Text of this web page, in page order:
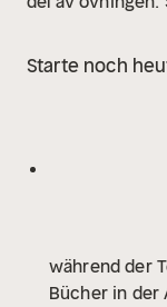
de du ska rikta
vardagen.
naturligt av sitt
mer
Starte noch
während der
Bücher in der